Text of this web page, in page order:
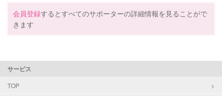
会員登録するとすべてのサポーターの詳細情報を見ることがで
きます
サービス
TOP